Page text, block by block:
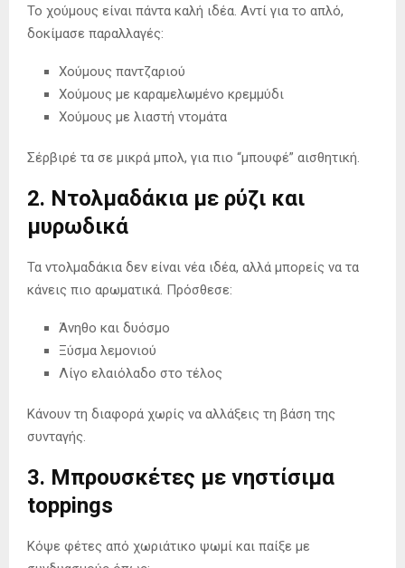
Το χούμους είναι πάντα καλή ιδέα. Αντί για το απλό,
δοκίμασε παραλλαγές:
Χούμους παντζαριού
Χούμους με καραμελωμένο κρεμμύδι
Χούμους με λιαστή ντομάτα
Σέρβιρέ τα σε μικρά μπολ, για πιο “μπουφέ” αισθητική.
2. Ντολμαδάκια με ρύζι και
μυρωδικά
Τα ντολμαδάκια δεν είναι νέα ιδέα, αλλά μπορείς να τα
κάνεις πιο αρωματικά. Πρόσθεσε:
Άνηθο και δυόσμο
Ξύσμα λεμονιού
Λίγο ελαιόλαδο στο τέλος
Κάνουν τη διαφορά χωρίς να αλλάξεις τη βάση της
συνταγής.
3. Μπρουσκέτες με νηστίσιμα
toppings
Κόψε φέτες από χωριάτικο ψωμί και παίξε με